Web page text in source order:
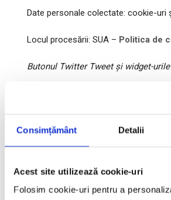
Consimțământ Detalii
Acest site utilizează cookie-uri
Folosim cookie-uri pentru a
Date personale colectate: cookie-uri
Locul procesării: SUA – Politica de
Butonul Twitter Tweet și widget-
Butonul Tweet și widget-urile sociale
servicii de interacțiune cu rețeaua
Date personale colectate: cookie-uri și
Locul procesării: SUA –Politica de